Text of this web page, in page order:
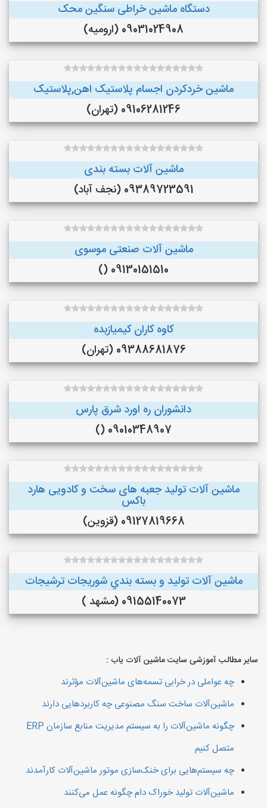
دستگاه ماشین خراطی سنگین محک
09031024908 (ارومیه)
ماشین خردکردن اجسام پلاستیک اهن,پلاستیک
09106281246 (تهران)
ماشین آلات بسته بندی
09389723591 (نجف‌ آباد)
ماشین آلات صنعتی موسوی
09130151510 ()
کاوه کاران کیمیازبده
09388681876 (تهران)
دانشوران ره اورد شرق پارس
09010348907 ()
ماشین آلات تولید جعبه های سخت و کادویی هارد
باکس
09127819668 (قزوین)
ماشین آلات توليد و بسته بندي شوريجات ترشيجات
09155140073 (مشهد )
سایر مطالب آموزشی سایت ماشین آلات یاب :
چه عواملی در خرابی تسمه‌های ماشین‌آلات مؤثرند
ماشین‌آلات ساخت سنگ مصنوعی چه کاربردهایی دارند
چگونه ماشین‌آلات را به سیستم مدیریت منابع سازمان ERP
متصل کنیم
چه سیستم‌هایی برای خنک‌سازی موتور ماشین‌آلات کارآمدند
ماشین‌آلات تولید خوراک دام چگونه عمل می‌کنند